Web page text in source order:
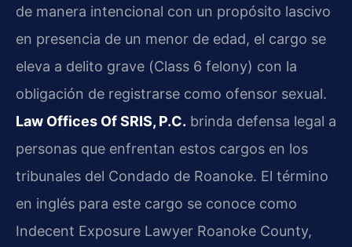
de manera intencional con un propósito lascivo
en presencia de un menor de edad, el cargo se
eleva a delito grave (Class 6 felony) con la
obligación de registrarse como ofensor sexual.
Law Offices Of SRIS, P.C. brinda defensa legal a
personas que enfrentan estos cargos en los
tribunales del Condado de Roanoke. El término
en inglés para este cargo se conoce como
Indecent Exposure Lawyer Roanoke County,